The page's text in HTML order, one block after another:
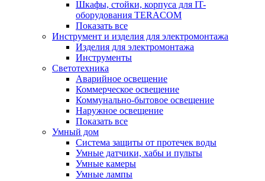
Шкафы, стойки, корпуса для IT-
оборудования TERACOM
Показать все
Инструмент и изделия для электромонтажа
Изделия для электромонтажа
Инструменты
Светотехника
Аварийное освещение
Коммерческое освещение
Коммунально-бытовое освещение
Наружное освещение
Показать все
Умный дом
Система защиты от протечек воды
Умные датчики, хабы и пульты
Умные камеры
Умные лампы